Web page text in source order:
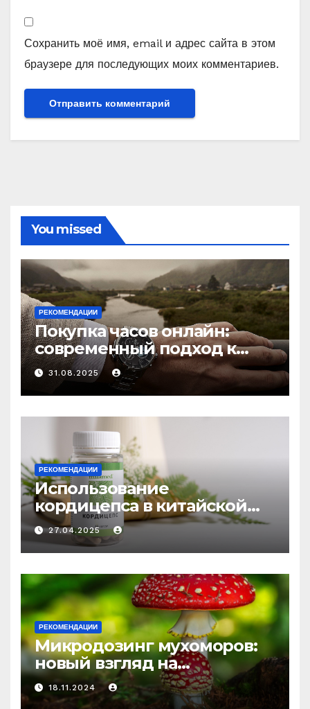
Сохранить моё имя, email и адрес сайта в этом
браузере для последующих моих комментариев.
You missed
РЕКОМЕНДАЦИИ
Покупка часов онлайн:
современный подход к
выбору аксессуаров
31.08.2025
РЕКОМЕНДАЦИИ
Использование
кордицепса в китайской
медицине: природное
средство против усталости
и истощения
27.04.2025
РЕКОМЕНДАЦИИ
Микродозинг мухоморов:
новый взгляд на
психоделику
18.11.2024